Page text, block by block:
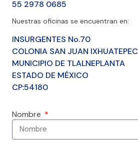
55 2978 0685
Nuestras oficinas se encuentran en:
INSURGENTES No.70
COLONIA SAN JUAN IXHUATEPEC
MUNICIPIO DE TLALNEPLANTA
ESTADO DE MÉXICO
CP:54180
Nombre